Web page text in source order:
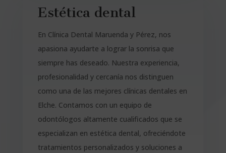
Estética dental
En Clínica Dental Maruenda y Pérez, nos
apasiona ayudarte a lograr la sonrisa que
siempre has deseado. Nuestra experiencia,
profesionalidad y cercanía nos distinguen
como una de las mejores clínicas dentales en
Elche. Contamos con un equipo de
odontólogos altamente cualificados que se
especializan en estética dental, ofreciéndote
tratamientos personalizados y soluciones a